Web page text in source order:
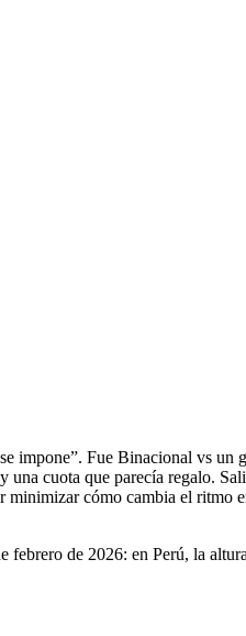
impone”. Fue Binacional vs
cuota que parecía regalo.
cómo cambia el ritmo
de 2026: en Perú, la